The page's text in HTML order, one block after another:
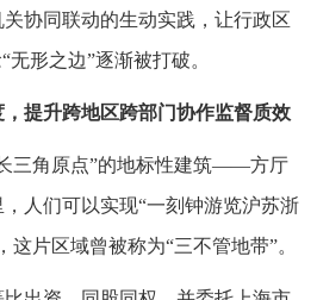
协同联动的生动实践，让行政区
形之边”逐渐被打破。
提升跨地区跨部门协作监督质效
三角原点”的地标性建筑——方厅
人们可以实现“一刻钟游览沪苏浙
片区域曾被称为“三不管地带”。